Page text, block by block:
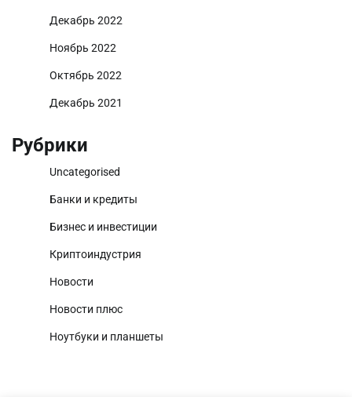
Декабрь 2022
Ноябрь 2022
Октябрь 2022
Декабрь 2021
Рубрики
Uncategorised
Банки и кредиты
Бизнес и инвестиции
Криптоиндустрия
Новости
Новости плюс
Ноутбуки и планшеты